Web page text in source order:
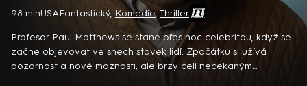
98 minUSAFantastický, Komedie,Thriller
Profesor Paul Matthews se stane přes noc celebritou, když se
začne objevovat ve snech stovek lidí. Zpočátku si užívá
pozornost a nové možnosti, ale brzy čelí nečekaným
Detektiv Karl Alberg přijíždí do přímořského městečka Gibsons,
aby zde převzal vedení místní policie a začal nový život po
bolestivém rozvodu. Společně se svým týmem odhaluje temná
tajemství, která narušují poklidnou atmosféru komunity a
8 epizod